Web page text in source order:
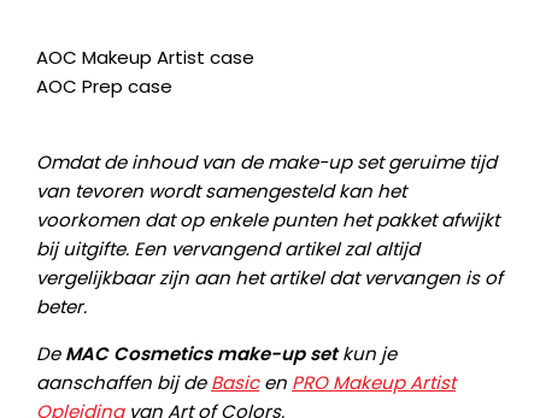
AOC Makeup Artist case
AOC Prep case
Omdat de inhoud van de make-up set geruime tijd
van tevoren wordt samengesteld kan het
voorkomen dat op enkele punten het pakket afwijkt
bij uitgifte. Een vervangend artikel zal altijd
vergelijkbaar zijn aan het artikel dat vervangen is of
beter.
DeMAC Cosmetics make-up setkun je
aanschaffen bij deBasicen PRO Makeup Artist
Opleiding van Art of Colors.